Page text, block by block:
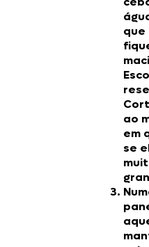
que
ao
em
se